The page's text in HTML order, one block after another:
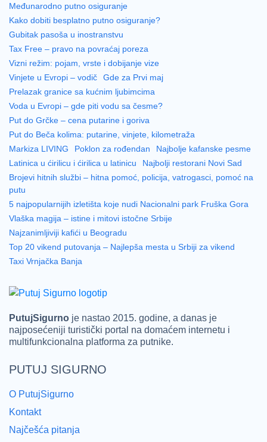
Međunarodno putno osiguranje
Kako dobiti besplatno putno osiguranje?
Gubitak pasoša u inostranstvu
Tax Free – pravo na povraćaj poreza
Vizni režim: pojam, vrste i dobijanje vize
Vinjete u Evropi – vodič
Gde za Prvi maj
Prelazak granice sa kućnim ljubimcima
Voda u Evropi – gde piti vodu sa česme?
Put do Grčke – cena putarine i goriva
Put do Beča kolima: putarine, vinjete, kilometraža
Markiza LIVING
Poklon za rođendan
Najbolje kafanske pesme
Latinica u ćirilicu i ćirilica u latinicu
Najbolji restorani Novi Sad
Brojevi hitnih službi – hitna pomoć, policija, vatrogasci, pomoć na
putu
5 najpopularnijih izletišta koje nudi Nacionalni park Fruška Gora
Vlaška magija – istine i mitovi istočne Srbije
Najzanimljiviji kafići u Beogradu
Top 20 vikend putovanja – Najlepša mesta u Srbiji za vikend
Taxi Vrnjačka Banja
PUTUJ SIGURNO
O PutujSigurno
Kontakt
Najčešća pitanja
PutujSigurno je nastao 2015. godine, a danas je
najposećeniji turistički portal na domaćem internetu i
multifunkcionalna platforma za putnike.